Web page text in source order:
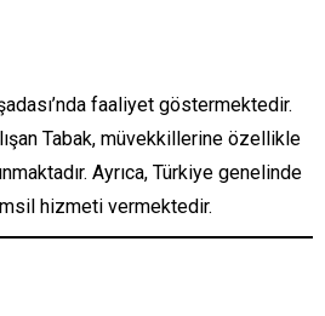
faaliyet göstermektedir.
Tabak, müvekkillerine özellikle
Ayrıca, Türkiye genelinde
hizmeti vermektedir.